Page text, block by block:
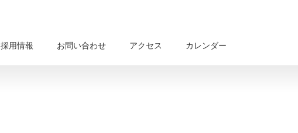
採用情報 お問い合わせ アクセス カレンダー